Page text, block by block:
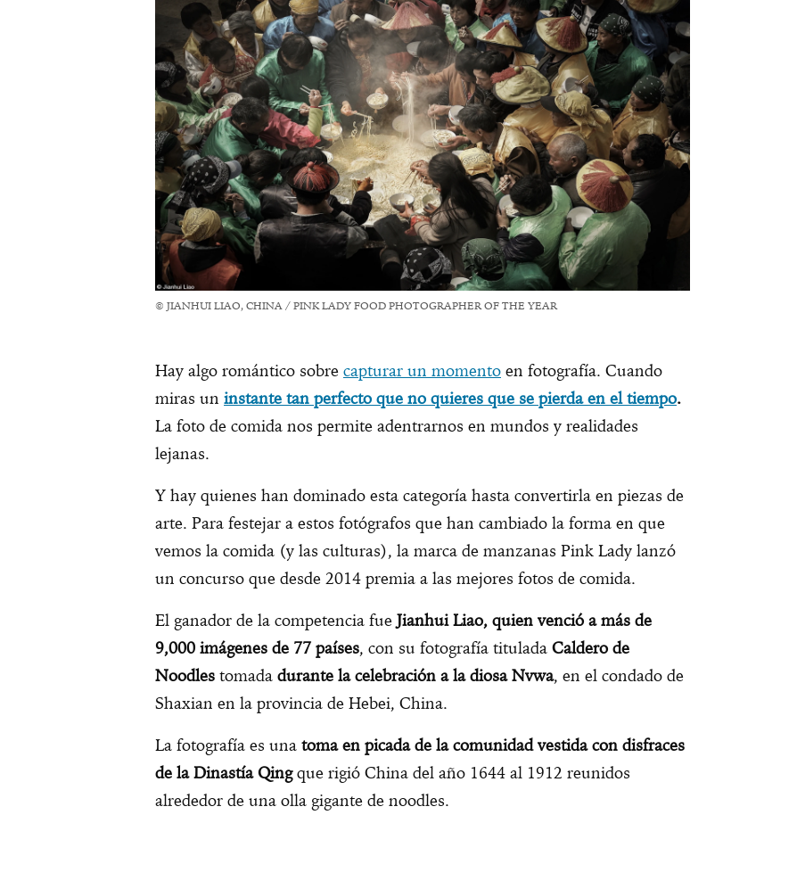
© JIANHUI LIAO, CHINA / PINK LADY FOOD PHOTOGRAPHER OF THE YEAR
Hay algo romántico sobre capturar un momento en fotografía. Cuando
miras un instante tan perfecto que no quieres que se pierda en el tiempo.
La foto de comida nos permite adentrarnos en mundos y realidades
lejanas.
Y hay quienes han dominado esta categoría hasta convertirla en piezas de
arte. Para festejar a estos fotógrafos que han cambiado la forma en que
vemos la comida (y las culturas), la marca de manzanas Pink Lady lanzó
un concurso que desde 2014 premia a las mejores fotos de comida.
El ganador de la competencia fue Jianhui Liao, quien venció a más de
9,000 imágenes de 77 países, con su fotografía titulada Caldero de
Noodles tomada durante la celebración a la diosa Nvwa, en el condado de
Shaxian en la provincia de Hebei, China.
La fotografía es una toma en picada de la comunidad vestida con disfraces
de la Dinastía Qingque rigió China del año 1644 al 1912 reunidos
alrededor de una olla gigante de noodles.